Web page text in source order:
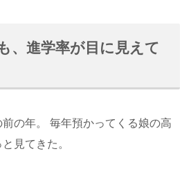
、進学率が目に見えて
の年。 毎年預かってくる娘の高
見てきた。